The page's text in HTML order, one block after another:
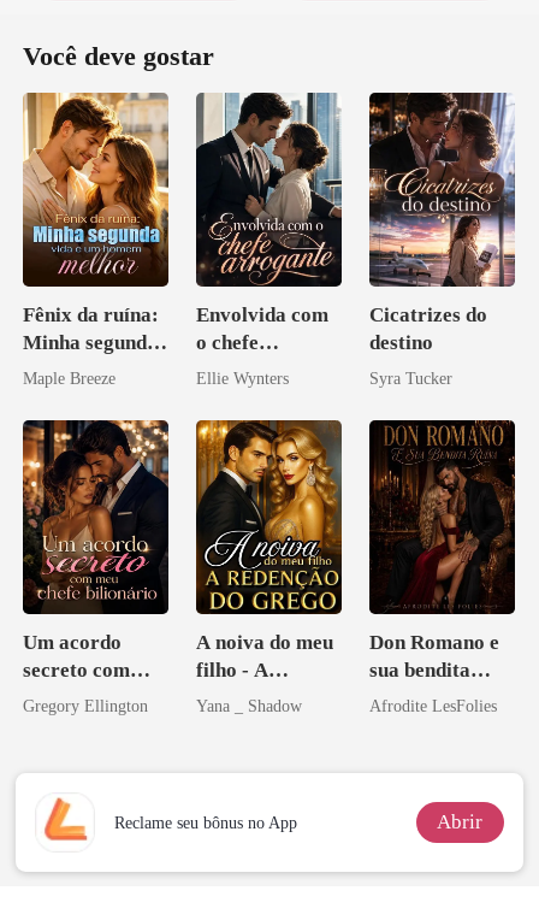
Você deve gostar
Fênix da ruína:
Minha segunda
vida e um
Maple Breeze
Envolvida com
o chefe
arrogante
Ellie Wynters
Cicatrizes do
destino
Syra Tucker
Um acordo
secreto com
meu chefe
Gregory Ellington
A noiva do meu
filho - A
Redenção do
Yana _ Shadow
Don Romano e
sua bendita
ruína
Afrodite LesFolies
Reclame seu bônus no App Abrir